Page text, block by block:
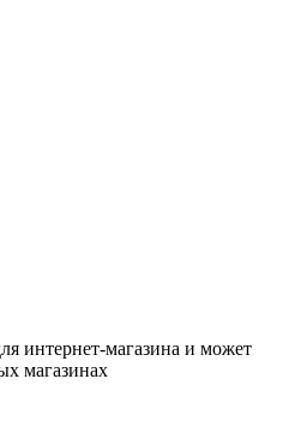
интернет-магазина и может
магазинах